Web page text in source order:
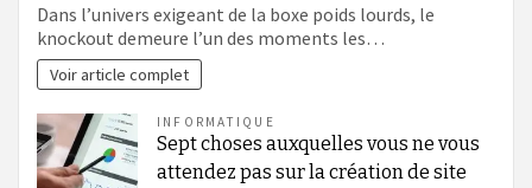
Dans l’univers exigeant de la boxe poids lourds, le
knockout demeure l’un des moments les…
Voir article complet
INFORMATIQUE
Sept choses auxquelles vous ne vous
attendez pas sur la création de site